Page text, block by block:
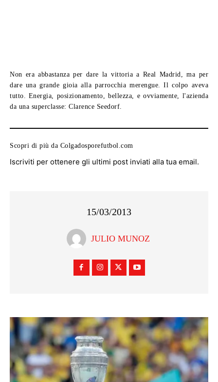
Non era abbastanza per dare la vittoria a Real Madrid,
ma per
dare una grande gioia alla parrocchia merengue. Il colpo aveva
tutto. Energia, posizionamento, bellezza, e ovviamente, l'azienda
da una superclasse: Clarence Seedorf.
Scopri di più da Colgadosporefutbol.com
Iscriviti per ottenere gli ultimi post inviati alla tua email.
15/03/2013
JULIO MUNOZ